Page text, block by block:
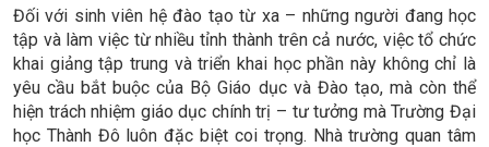
Đối với sinh viên hệ đào tạo từ xa – những người đang học
tập và làm việc từ nhiều tỉnh thành trên cả nước, việc tổ chức
khai giảng tập trung và triển khai học phần này không chỉ là
yêu cầu bắt buộc của Bộ Giáo dục và Đào tạo, mà còn thể
hiện trách nhiệm giáo dục chính trị – tư tưởng mà Trường Đại
học Thành Đô luôn đặc biệt coi trọng. Nhà trường quan tâm